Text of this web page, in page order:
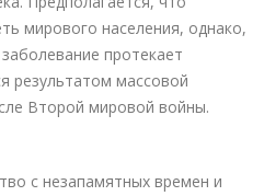
мирового населения, однако,
протекает
результатом массовой
Второй мировой войны.
с незапамятных времен и